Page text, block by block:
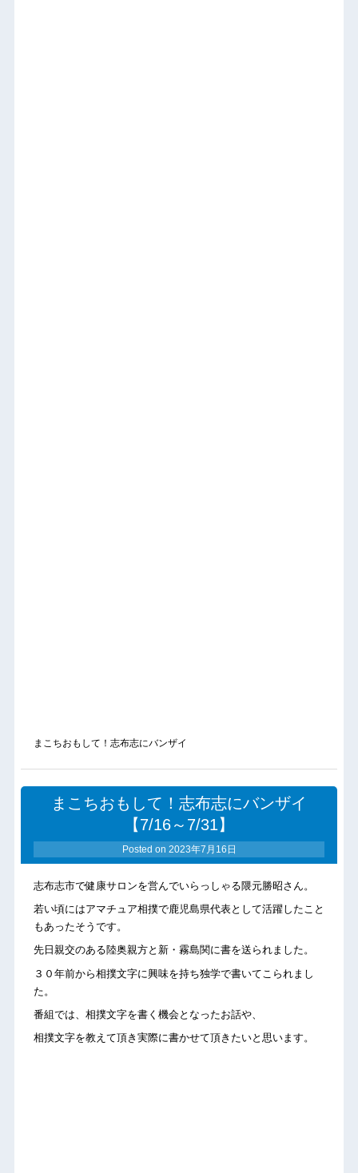
まこちおもして！志布志にバンザイ
まこちおもして！志布志にバンザイ
【7/16～7/31】
Posted on 2023年7月16日
志布志市で健康サロンを営んでいらっしゃる隈元勝昭さん。
若い頃にはアマチュア相撲で鹿児島県代表として活躍したこと
もあったそうです。
先日親交のある陸奥親方と新・霧島関に書を送られました。
３０年前から相撲文字に興味を持ち独学で書いてこられまし
た。
番組では、相撲文字を書く機会となったお話や、
相撲文字を教えて頂き実際に書かせて頂きたいと思います。